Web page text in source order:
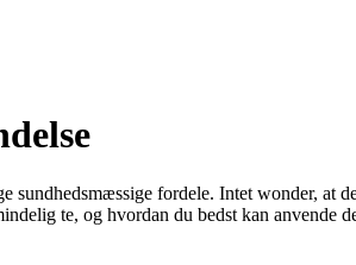
fordele. Intet wonder, at
te, og hvordan du bedst kan anvende